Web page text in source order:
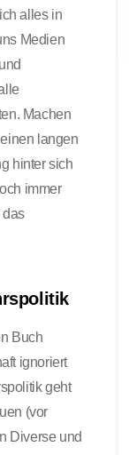
alles in
Medien
Machen
langen
hinter sich
immer
Buch
ignoriert
geht
(vor
Diverse und